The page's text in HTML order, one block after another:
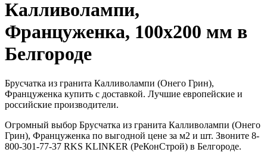
Калливолампи,
Француженка, 100x200 мм в
Белгороде
Брусчатка из гранита Калливолампи (Онего Грин),
Француженка купить с доставкой. Лучшие европейские и
российские производители.
Огромный выбор Брусчатка из гранита Калливолампи (Онего
Грин), Француженка по выгодной цене за м2 и шт. Звоните 8-
800-301-77-37 RKS KLINKER (РеКонСтрой) в Белгороде.